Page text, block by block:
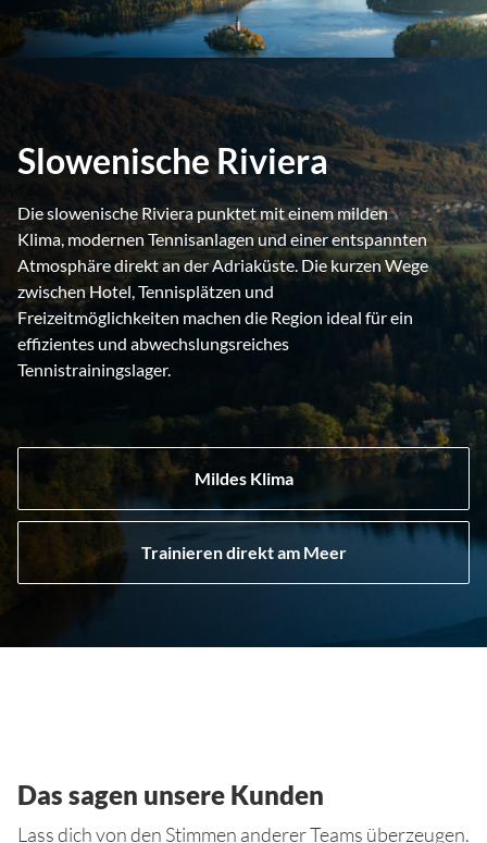
Slowenische Riviera
Die slowenische Riviera punktet mit einem milden
Klima, modernen Tennisanlagen und einer entspannten
Atmosphäre direkt an der Adriaküste. Die kurzen Wege
zwischen Hotel, Tennisplätzen und
Freizeitmöglichkeiten machen die Region ideal für ein
effizientes und abwechslungsreiches
Tennistrainingslager.
Mildes Klima
Trainieren direkt am Meer
Das sagen unsere Kunden
Lass dich von den Stimmen anderer Teams überzeugen.